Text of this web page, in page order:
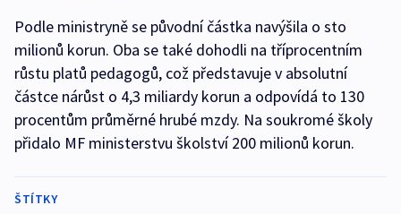
Podle ministryně se původní částka navýšila o sto
milionů korun. Oba se také dohodli na tříprocentním
růstu platů pedagogů, což představuje v absolutní
částce nárůst o 4,3 miliardy korun a odpovídá to 130
procentům průměrné hrubé mzdy. Na soukromé školy
přidalo MF ministerstvu školství 200 milionů korun.
ŠTÍTKY